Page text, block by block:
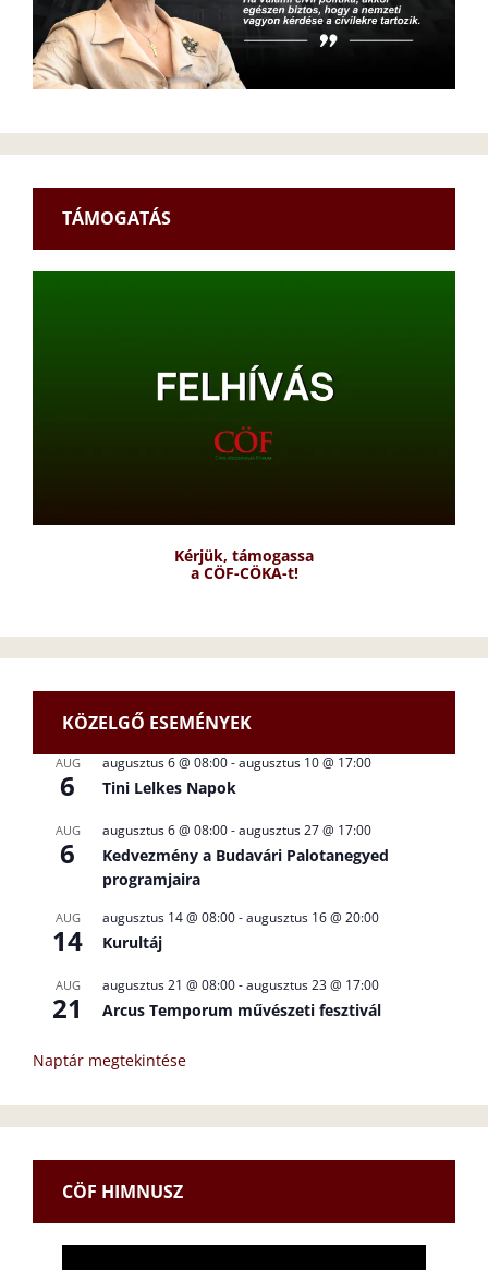
TÁMOGATÁS
Kérjük, támogassa
a CÖF-CÖKA-t!
KÖZELGŐ ESEMÉNYEK
AUG
6
augusztus 6 @ 08:00-augusztus 10 @ 17:00
Tini Lelkes Napok
AUG
6
augusztus 6 @ 08:00-augusztus 27 @ 17:00
Kedvezmény a Budavári Palotanegyed
programjaira
AUG
14
augusztus 14 @ 08:00-augusztus 16 @ 20:00
Kurultáj
AUG
21
augusztus 21 @ 08:00-augusztus 23 @ 17:00
Arcus Temporum művészeti fesztivál
Naptár megtekintése
CÖF HIMNUSZ